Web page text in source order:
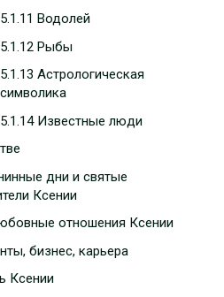
5.1.11 Водолей
5.1.12 Рыбы
5.1.13 Астрологическая
символика
5.1.14 Известные люди
дни и святые
Ксении
отношения Ксении
бизнес, карьера
Ксении